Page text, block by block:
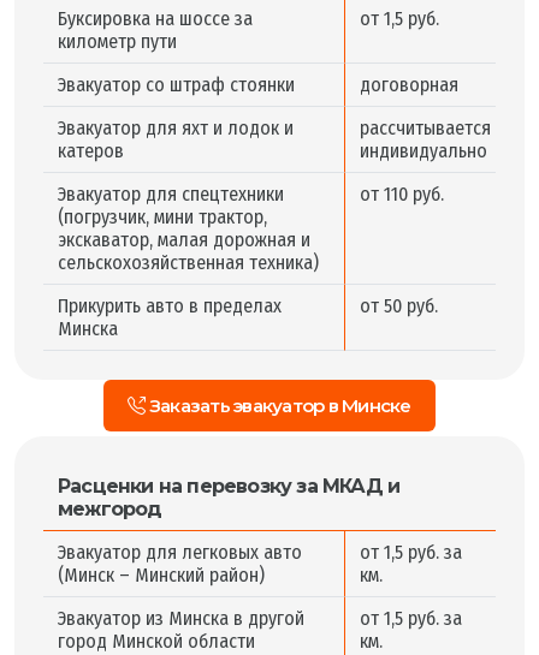
Буксировка на шоссе за
километр пути
от 1,5 руб.
Эвакуатор со штраф стоянки
договорная
Эвакуатор для яхт и лодок и
катеров
рассчитывается
индивидуально
Эвакуатор для спецтехники
(погрузчик, мини трактор,
экскаватор, малая дорожная и
сельскохозяйственная техника)
от 110 руб.
Прикурить авто в пределах
Минска
от 50 руб.
Заказать эвакуатор в Минске
Расценки на перевозку за МКАД и
межгород
Эвакуатор для легковых авто
(Минск – Минский район)
от 1,5 руб. за
км.
Эвакуатор из Минска в другой
город Минской области
от 1,5 руб. за
км.